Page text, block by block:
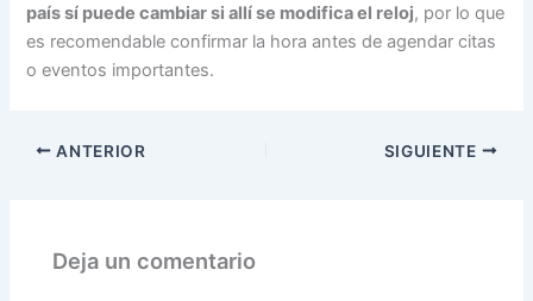
país sí puede cambiar si allí se modifica el reloj, por lo que
es recomendable confirmar la hora antes de agendar citas
o eventos importantes.
ANTERIOR SIGUIENTE
Deja un comentario